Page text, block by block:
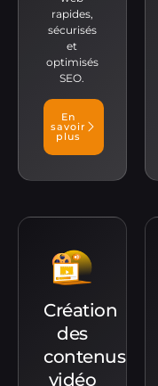
rapides,
sécurisés
et
optimisés
SEO.
En
savoir
plus
Création
des
contenus
vidéo